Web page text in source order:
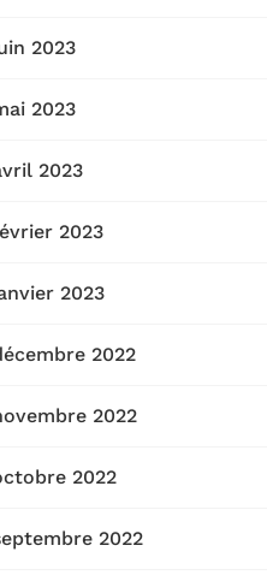
2023
2023
2023
2023
2023
2022
2022
2022
2022